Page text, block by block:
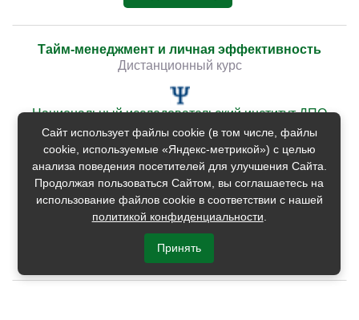
Тайм-менеджмент и личная эффективность
Дистанционный курс
Национальный исследовательский институт ДПО
Рейтинг
5.0
Отзывы
Идет набор
6700
Подать заявку
Сайт использует файлы cookie (в том числе, файлы
cookie, используемые «Яндекс-метрикой») с целью
анализа поведения посетителей для улучшения Сайта.
Продолжая пользоваться Сайтом, вы соглашаетесь на
использование файлов cookie в соответствии с нашей
политикой конфиденциальности
Принять